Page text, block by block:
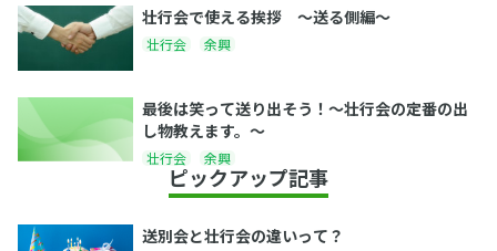
壮行会で使える挨拶 〜送る側編〜
壮行会 余興
最後は笑って送り出そう！～壮行会の定番の出
し物教えます。～
壮行会 余興
ピックアップ記事
送別会と壮行会の違いって？